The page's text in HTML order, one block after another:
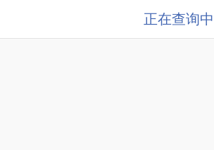
正在查询中